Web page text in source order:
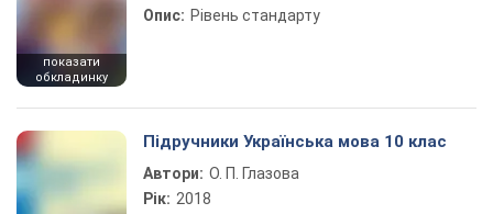
показати
обкладинку
Опис: Рівень стандарту
Підручники Українська мова 10 клас
Автори: О. П. Глазова
Рік: 2018